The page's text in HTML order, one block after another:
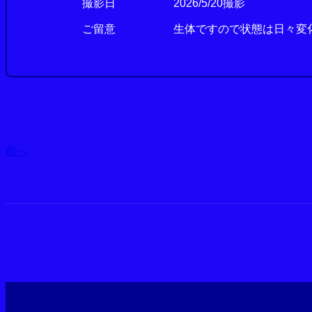
撮影日 2026/5/20撮影
ご留意 生体ですので状態は日々変
前へ